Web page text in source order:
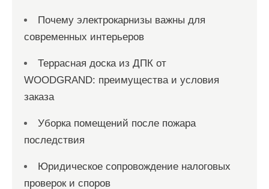
Почему электрокарнизы важны для
современных интерьеров
Террасная доска из ДПК от
WOODGRAND: преимущества и условия
заказа
Уборка помещений после пожара
последствия
Юридическое сопровождение налоговых
проверок и споров